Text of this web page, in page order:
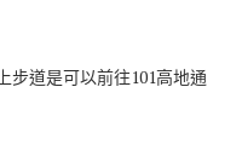
步道是可以前往101高地通